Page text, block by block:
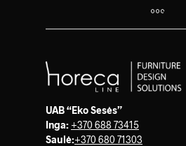
UAB “Eko Sesės”
Inga: +370 688 73415
Saulė:+370 680 71303